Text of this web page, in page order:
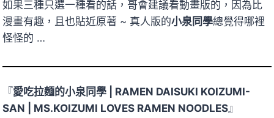
如果三種只選一種看的話，哥會建議看動畫版的，因為比
漫畫有趣，且也貼近原著 ~ 真人版的小泉同學總覺得哪裡
怪怪的 …
『愛吃拉麵的小泉同學 | RAMEN DAISUKI KOIZUMI-
SAN
MS.KOIZUMI LOVES RAMEN NOODLES』